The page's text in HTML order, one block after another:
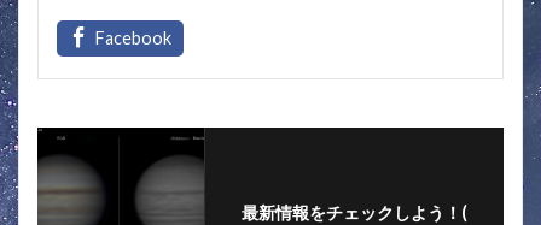
e
b
o
k
itt
er
最新情報をチェックしよう！(